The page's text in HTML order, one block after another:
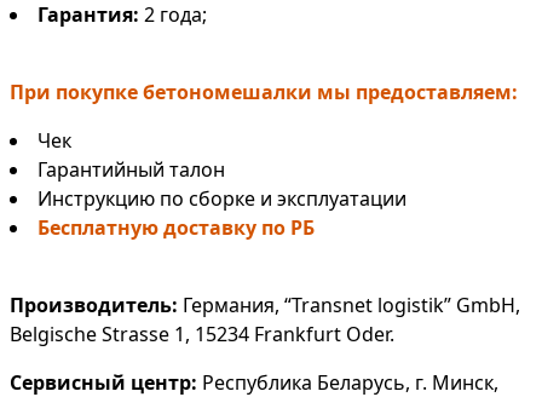
Гарантия: 2 года;
При покупке бетономешалки мы предоставляем:
Чек
Гарантийный талон
Инструкцию по сборке и эксплуатации
Бесплатную доставку по РБ
Производитель: Германия, “Transnet logistik” GmbH,
Belgische Strasse 1, 15234 Frankfurt Oder.
Сервисный центр: Республика Беларусь, г. Минск,